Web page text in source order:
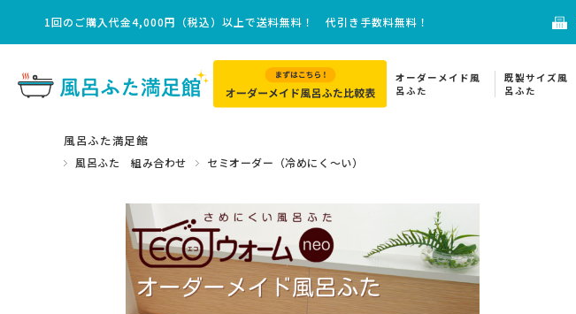
1回のご購入代金4,000円（税込）以上で送料無料！ 代引き手数料無料！
オーダーメイド風
呂ふた
既製サイズ風
呂ふた
風呂ふた満足館
風呂ふた 組み合わせ セミオーダー（冷めにく～い）